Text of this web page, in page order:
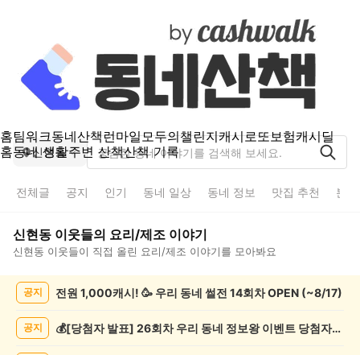
홈팀워크동네산책런마일모두의챌린지캐시로또보험캐시딜
홈동네 생활주변 산책산책 기록
신현동
전체글 공지 인기 동네 일상 동네 정보 맛집 추천 분
신현동 이웃들의 요리/제조 이야기
신현동 이웃들이 직접 올린 요리/제조 이야기를 모아봐요
공지 전원 1,000캐시! 🥳 우리 동네 썰전 14회차 OPEN (~8/17)
공지 💰[당첨자 발표] 26회차 우리 동네 정보왕 이벤트 당첨자를 발표합니다!